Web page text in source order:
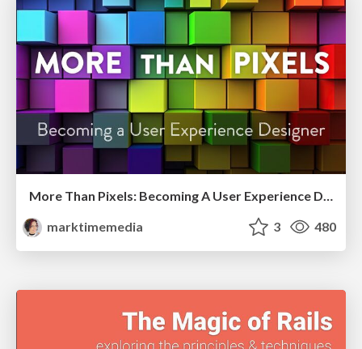
More Than Pixels: Becoming A User Experience Designer
marktimemedia
3 480